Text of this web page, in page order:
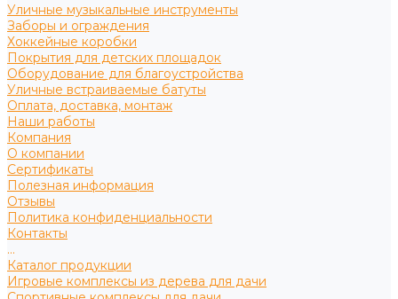
Уличные музыкальные инструменты
Заборы и ограждения
Хоккейные коробки
Покрытия для детских площадок
Оборудование для благоустройства
Уличные встраиваемые батуты
Оплата, доставка, монтаж
Наши работы
Компания
О компании
Сертификаты
Полезная информация
Отзывы
Политика конфиденциальности
Контакты
...
Каталог продукции
Игровые комплексы из дерева для дачи